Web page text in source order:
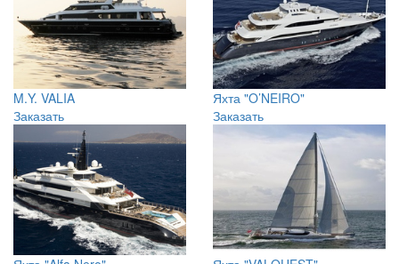
M.Y. VALIA
Заказать
Яхта "O’NEIRO"
Заказать